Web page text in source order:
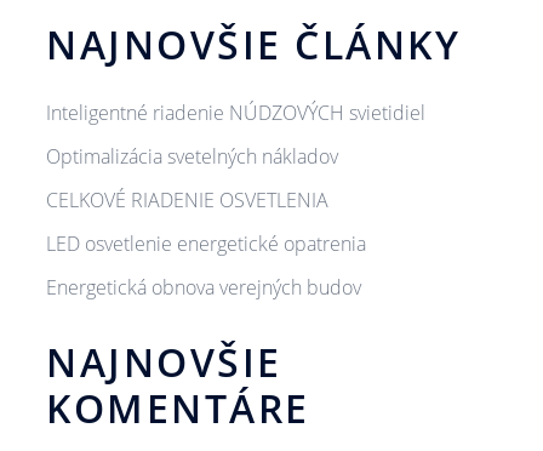
NAJNOVŠIE ČLÁNKY
Inteligentné riadenie NÚDZOVÝCH svietidiel
Optimalizácia svetelných nákladov
CELKOVÉ RIADENIE OSVETLENIA
LED osvetlenie energetické opatrenia
Energetická obnova verejných budov
NAJNOVŠIE
KOMENTÁRE